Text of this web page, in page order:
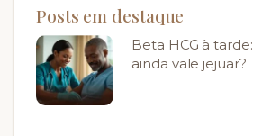
Posts em destaque
Beta HCG à tarde:
ainda vale jejuar?